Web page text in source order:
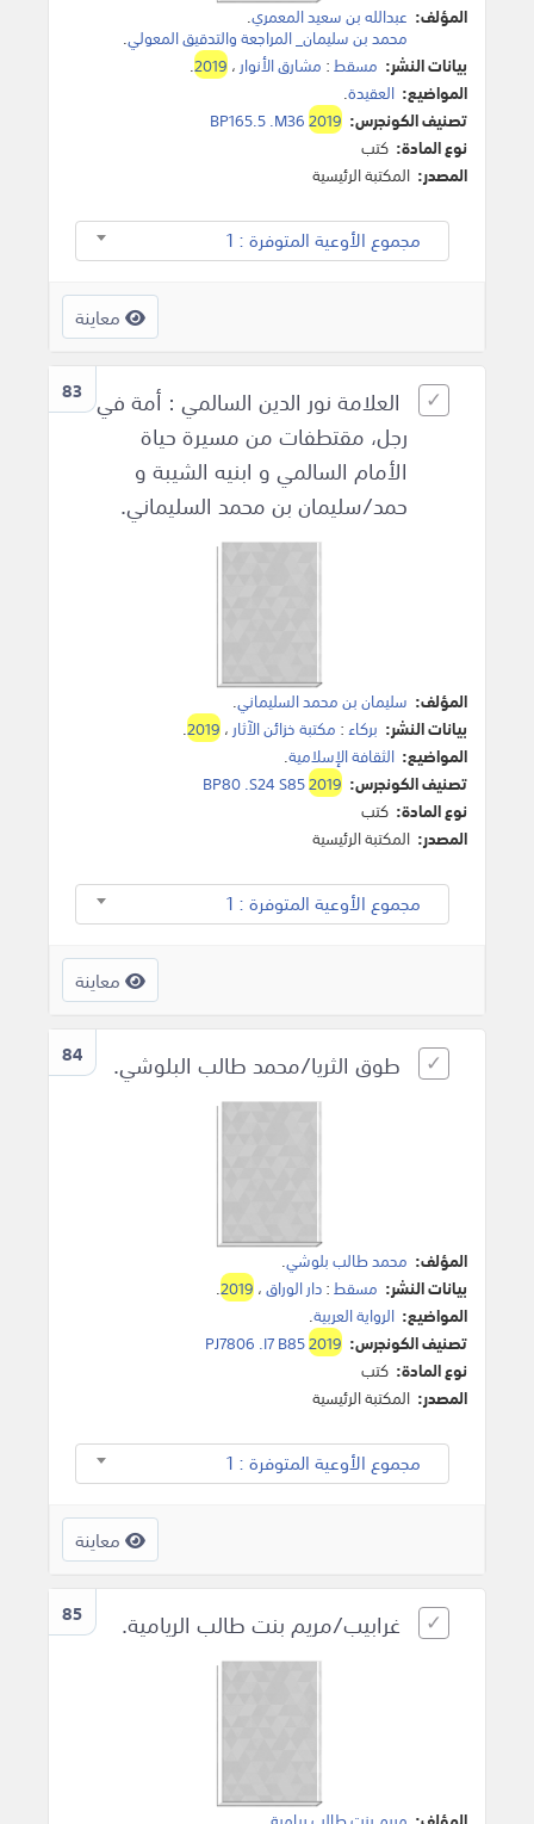
المؤلف: عبدالله بن سعيد المعمري.
محمد بن سليمان_ المراجعة والتدقيق المعولي.
بيانات النشر: مسقط: مشارق الأنوار ،2019
.
المواضيع: العقيدة.
تصنيف الكونجرس:
BP165.5 .M362019
نوع المادة: كتب
المصدر: المكتبة الرئيسية
مجموع الأوعية المتوفرة : 1
معاينة
83 العلامة نور الدين السالمي : أمة في
رجل، مقتطفات من مسيرة حياة
الأمام السالمي و ابنيه الشيبة و
حمد/سليمان بن محمد السليماني.
المؤلف: سليمان بن محمد السليماني.
بيانات النشر: بركاء: مكتبة خزائن الآثار ،2019
.
المواضيع: الثقافة الإسلامية.
تصنيف الكونجرس:
BP80 .S24 S852019
نوع المادة: كتب
المصدر: المكتبة الرئيسية
مجموع الأوعية المتوفرة : 1
معاينة
84 طوق الثريا/محمد طالب البلوشي.
المؤلف: محمد طالب بلوشي.
بيانات النشر: مسقط:دار الوراق،2019
.
المواضيع: الرواية العربية.
تصنيف الكونجرس:
PJ7806 .I7 B852019
نوع المادة: كتب
المصدر: المكتبة الرئيسية
مجموع الأوعية المتوفرة : 1
معاينة
85 غرابيب/مريم بنت طالب الريامية.